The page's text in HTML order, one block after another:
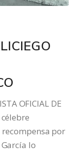
OFICIAL DE
por
lo